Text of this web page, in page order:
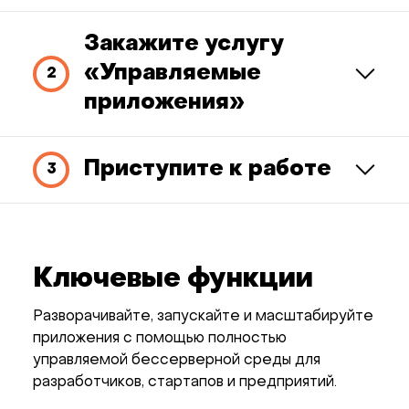
Закажите услугу
«Управляемые
приложения»
Приступите к работе
Ключевые функции
Разворачивайте, запускайте и масштабируйте
приложения с помощью полностью
управляемой бессерверной среды для
разработчиков, стартапов и предприятий.